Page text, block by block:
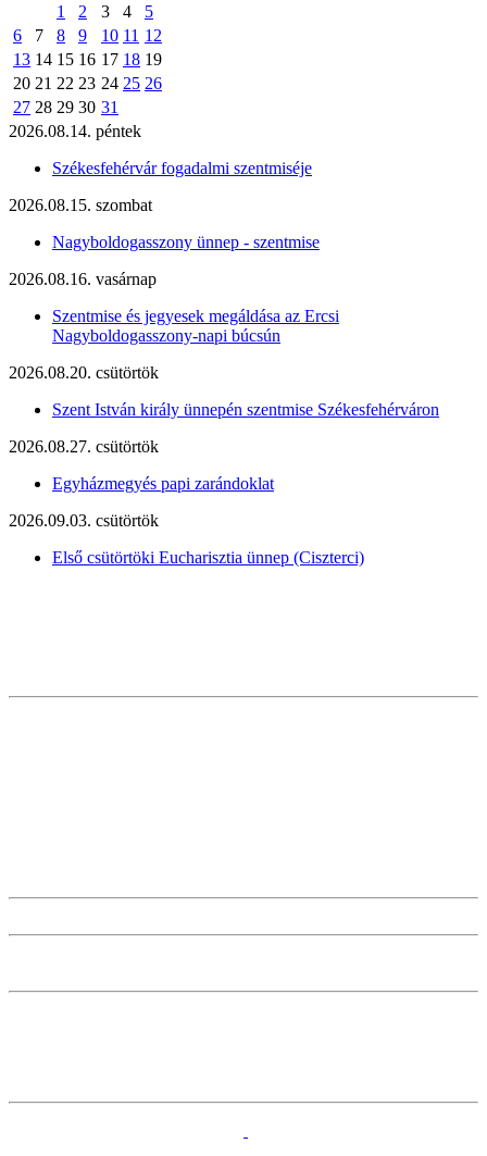
1
2 3 4
5
6
7 8 9 10 11 12
13 14 15 16 17 18 19
20 21 22 23 24 25 26
27 28 29 30 31
2026.08.14. péntek
Székesfehérvár fogadalmi szentmiséje
2026.08.15. szombat
Nagyboldogasszony ünnep - szentmise
2026.08.16. vasárnap
Szentmise és jegyesek megáldása az Ercsi
Nagyboldogasszony-napi búcsún
2026.08.20. csütörtök
Szent István király ünnepén szentmise Székesfehérváron
2026.08.27. csütörtök
Egyházmegyés papi zarándoklat
2026.09.03. csütörtök
Első csütörtöki Eucharisztia ünnep (Ciszterci)